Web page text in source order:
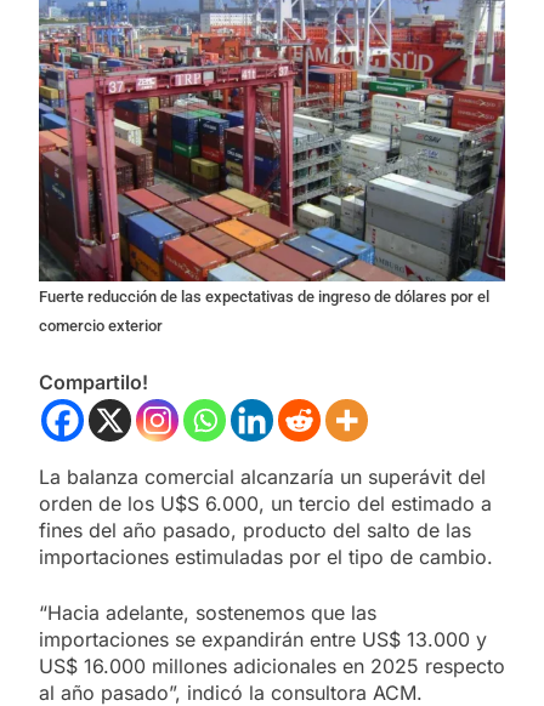
Fuerte reducción de las expectativas de ingreso de dólares por el
comercio exterior
Compartilo!
La balanza comercial alcanzaría un superávit del
orden de los U$S 6.000, un tercio del estimado a
fines del año pasado, producto del salto de las
importaciones estimuladas por el tipo de cambio.
“Hacia adelante, sostenemos que las
importaciones se expandirán entre US$ 13.000 y
US$ 16.000 millones adicionales en 2025 respecto
al año pasado”, indicó la consultora ACM.